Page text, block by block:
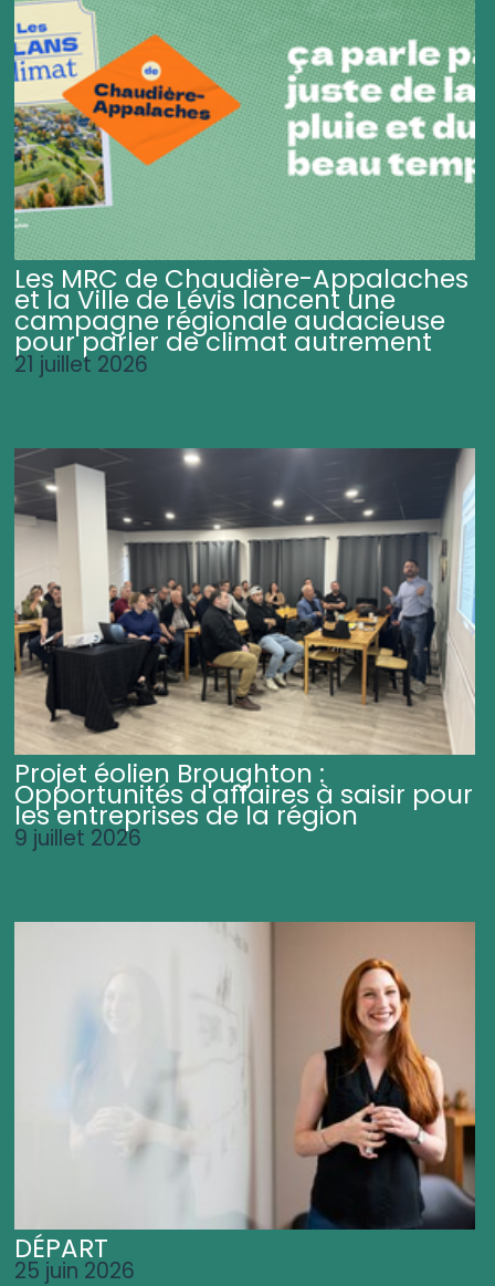
Les MRC de Chaudière-Appalaches
et la Ville de Lévis lancent une
campagne régionale audacieuse
pour parler de climat autrement
21 juillet 2026
Projet éolien Broughton :
Opportunités d'affaires à saisir pour
les entreprises de la région
9 juillet 2026
DÉPART
25 juin 2026